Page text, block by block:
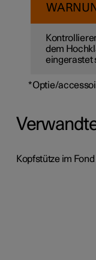
dem
eingerastet
*Optie/
Kopfstütze im